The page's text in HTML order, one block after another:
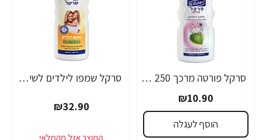
סרקל פורטה מרכך 250 מ”ל - ד"ר פישר
₪10.90
הוסף לעגלה
סרקל שמפו לילדים לשיער בהיר-בלונדיני 1 ליטר - ד"ר פישר
₪32.90